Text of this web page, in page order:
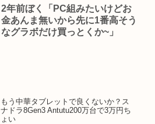
2年前ぼく「PC組みたいけどお
金あんま無いから先に1番高そう
なグラボだけ買っとくか~」
もう中華タブレットで良くないか？ス
ナドラ8Gen3 Antutu200万台で3万円ち
ょい